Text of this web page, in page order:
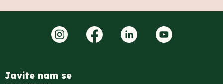
Javite nam se